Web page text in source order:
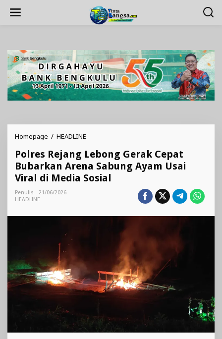
Homepage / HEADLINE
Lebong
Gerak
Cepat
Bubarkan
Usai
Polres Rejang Lebong Gerak Cepat
Bubarkan Arena Sabung Ayam Usai
Viral di Media Sosial
Penulis
21/06/2026
HEADLINE